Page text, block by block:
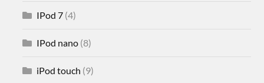
IPod 7 (4)
IPod nano (8)
iPod touch (9)